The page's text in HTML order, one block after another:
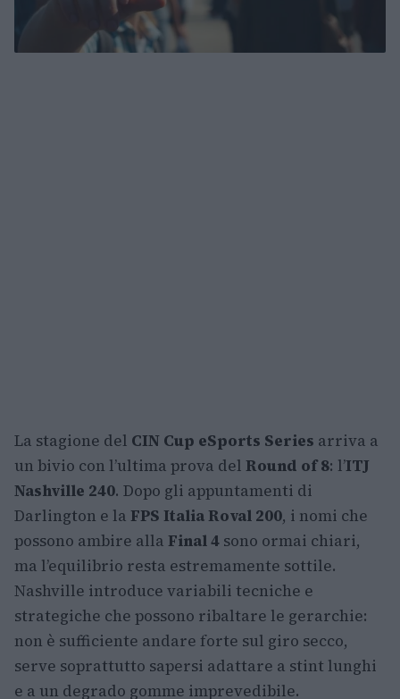
La stagione del CIN Cup eSports Series arriva a
un bivio con l’ultima prova del Round of 8: l’ITJ
Nashville 240. Dopo gli appuntamenti di
Darlington e la FPS Italia Roval 200, i nomi che
possono ambire alla Final 4 sono ormai chiari,
ma l’equilibrio resta estremamente sottile.
Nashville introduce variabili tecniche e
strategiche che possono ribaltare le gerarchie:
non è sufficiente andare forte sul giro secco,
serve soprattutto sapersi adattare a stint lunghi
e a un degrado gomme imprevedibile.